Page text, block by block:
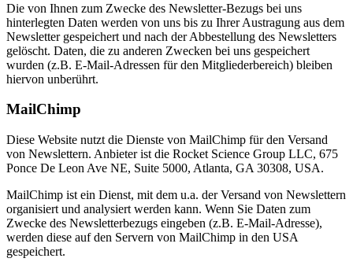
Die von Ihnen zum Zwecke des Newsletter-Bezugs bei uns
hinterlegten Daten werden von uns bis zu Ihrer Austragung aus dem
Newsletter gespeichert und nach der Abbestellung des Newsletters
gelöscht. Daten, die zu anderen Zwecken bei uns gespeichert
wurden (z.B. E-Mail-Adressen für den Mitgliederbereich) bleiben
hiervon unberührt.
MailChimp
Diese Website nutzt die Dienste von MailChimp für den Versand
von Newslettern. Anbieter ist die Rocket Science Group LLC, 675
Ponce De Leon Ave NE, Suite 5000, Atlanta, GA 30308, USA.
MailChimp ist ein Dienst, mit dem u.a. der Versand von Newslettern
organisiert und analysiert werden kann. Wenn Sie Daten zum
Zwecke des Newsletterbezugs eingeben (z.B. E-Mail-Adresse),
werden diese auf den Servern von MailChimp in den USA
gespeichert.